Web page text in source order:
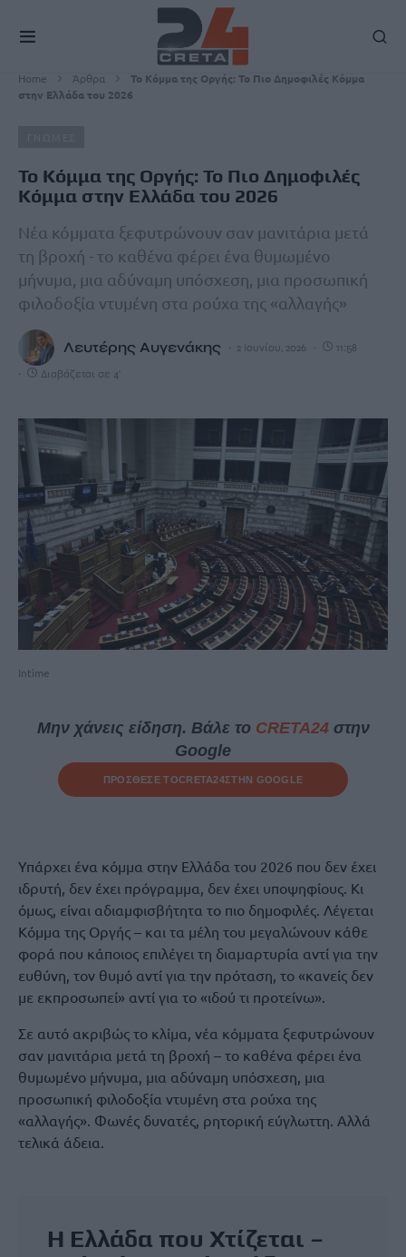
Home Άρθρα
Το Κόμμα της Οργής: Το Πιο Δημοφιλές Κόμμα
στην Ελλάδα του 2026
Το Κόμμα της Οργής: Το Πιο Δημοφιλές
Κόμμα στην Ελλάδα του 2026
Νέα κόμματα ξεφυτρώνουν σαν μανιτάρια μετά
τη βροχή - το καθένα φέρει ένα θυμωμένο
μήνυμα, μια αδύναμη υπόσχεση, μια προσωπική
φιλοδοξία ντυμένη στα ρούχα της «αλλαγής»
Λευτέρης Αυγενάκης 2 Ιουνίου, 2026 11:58
Διαβάζεται σε 4'
Intime
Μην χάνεις είδηση. Βάλε το CRETA24στην
Google
ΠΡΟΣΘΕΣΕ ΤΟCRETA24ΣΤΗΝ GOOGLE
Υπάρχει ένα κόμμα στην Ελλάδα του 2026 που δεν έχει
ιδρυτή, δεν έχει πρόγραμμα, δεν έχει υποψηφίους. Κι
όμως, είναι αδιαμφισβήτητα το πιο δημοφιλές. Λέγεται
Κόμμα της Οργής – και τα μέλη του μεγαλώνουν κάθε
φορά που κάποιος επιλέγει τη διαμαρτυρία αντί για την
ευθύνη, τον θυμό αντί για την πρόταση, το «κανείς δεν
με εκπροσωπεί» αντί για το «ιδού τι προτείνω».
Σε αυτό ακριβώς το κλίμα, νέα κόμματα ξεφυτρώνουν
σαν μανιτάρια μετά τη βροχή – το καθένα φέρει ένα
θυμωμένο μήνυμα, μια αδύναμη υπόσχεση, μια
προσωπική φιλοδοξία ντυμένη στα ρούχα της
«αλλαγής». Φωνές δυνατές, ρητορική εύγλωττη. Αλλά
τελικά άδεια.
Η Ελλάδα που Χτίζεται –